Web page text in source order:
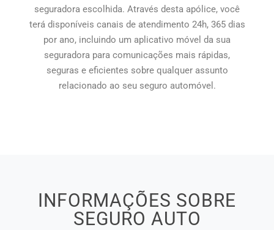
seguradora escolhida. Através desta apólice, você
terá disponíveis canais de atendimento 24h, 365 dias
por ano, incluindo um aplicativo móvel da sua
seguradora para comunicações mais rápidas,
seguras e eficientes sobre qualquer assunto
relacionado ao seu seguro automóvel.
INFORMAÇÕES SOBRE
SEGURO AUTO